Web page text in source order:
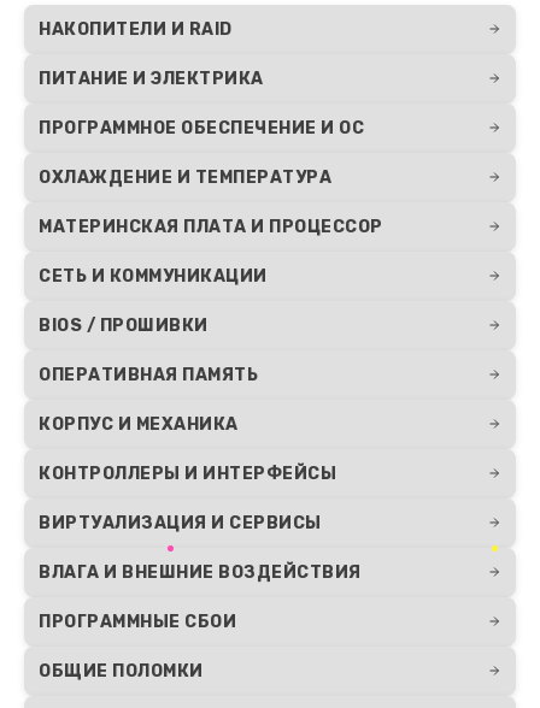
НАКОПИТЕЛИ И RAID
ПИТАНИЕ И ЭЛЕКТРИКА
ПРОГРАММНОЕ ОБЕСПЕЧЕНИЕ И ОС
ОХЛАЖДЕНИЕ И ТЕМПЕРАТУРА
МАТЕРИНСКАЯ ПЛАТА И ПРОЦЕССОР
СЕТЬ И КОММУНИКАЦИИ
BIOS / ПРОШИВКИ
ОПЕРАТИВНАЯ ПАМЯТЬ
КОРПУС И МЕХАНИКА
КОНТРОЛЛЕРЫ И ИНТЕРФЕЙСЫ
ВИРТУАЛИЗАЦИЯ И СЕРВИСЫ
ВЛАГА И ВНЕШНИЕ ВОЗДЕЙСТВИЯ
ПРОГРАММНЫЕ СБОИ
ОБЩИЕ ПОЛОМКИ